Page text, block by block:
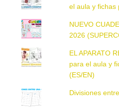
el aula y fichas
NUEVO
2026
EL APARATO
para el aula y
(ES/EN)
Divisiones